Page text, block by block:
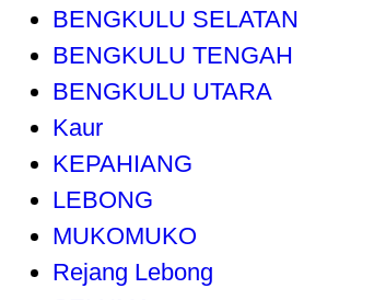
BENGKULU SELATAN
BENGKULU TENGAH
BENGKULU UTARA
Kaur
KEPAHIANG
LEBONG
MUKOMUKO
Rejang Lebong